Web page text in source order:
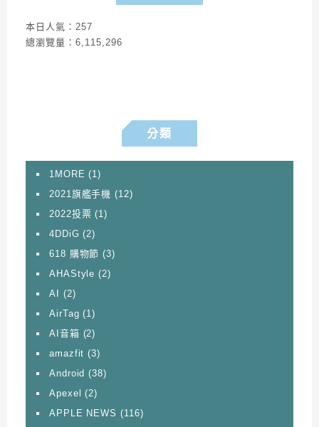
本日人氣：257
總瀏覽量：6,115,296
分類
1MORE (1)
2021旗艦手機 (12)
2022投票 (1)
4DDiG (2)
618 購物節 (3)
AHAStyle (2)
AI
(2)
AirTag (1)
AI音箱 (2)
amazfit (3)
Android (38)
Apexel (2)
APPLE NEWS (116)